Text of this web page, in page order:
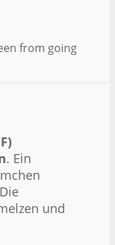
from going
. Ein
und